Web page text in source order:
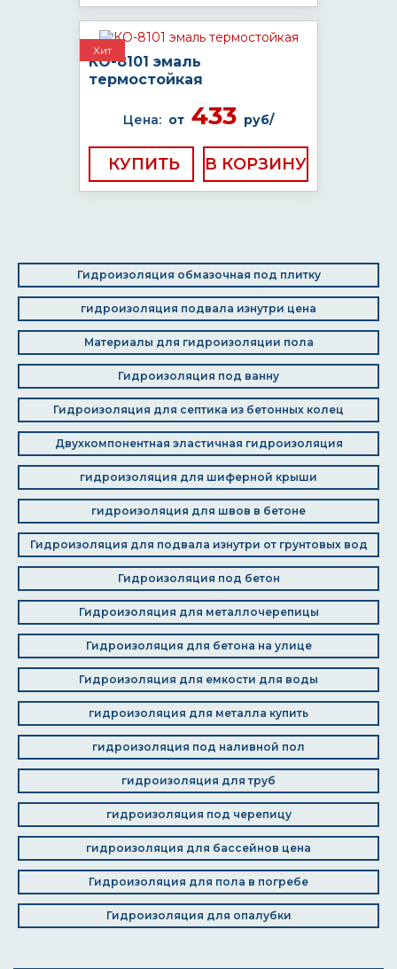
Хит
КО-8101 эмаль
термостойкая
Цена: от 433 руб/
КУПИТЬ
Гидроизоляция обмазочная под плитку
гидроизоляция подвала изнутри цена
Материалы для гидроизоляции пола
Гидроизоляция под ванну
Гидроизоляция для септика из бетонных колец
Двухкомпонентная эластичная гидроизоляция
гидроизоляция для шиферной крыши
гидроизоляция для швов в бетоне
Гидроизоляция для подвала изнутри от грунтовых вод
Гидроизоляция под бетон
Гидроизоляция для металлочерепицы
Гидроизоляция для бетона на улице
Гидроизоляция для емкости для воды
гидроизоляция для металла купить
гидроизоляция под наливной пол
гидроизоляция для труб
гидроизоляция под черепицу
гидроизоляция для бассейнов цена
Гидроизоляция для пола в погребе
Гидроизоляция для опалубки